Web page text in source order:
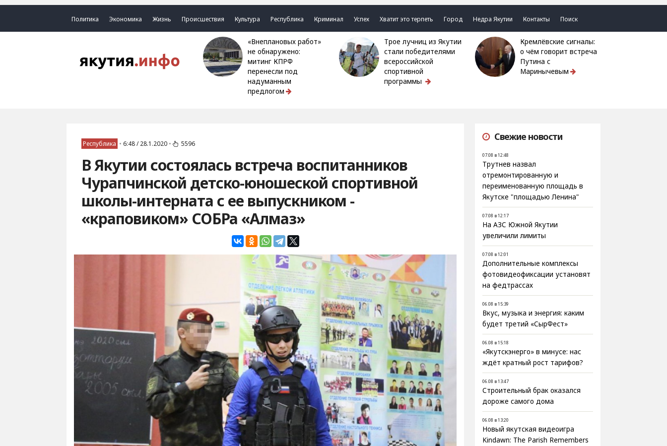
Политика Экономика Жизнь Происшествия Культура Республика Криминал Успех Хватит это терпеть Город Недра Якутии Контакты Поиск
«Внеплановых работ»
не обнаружено:
митинг КПРФ
перенесли под
надуманным
предлогом
Трое лучниц из Якутии
стали победителями
всероссийской
спортивной
программы
Кремлёвские сигналы:
о чём говорит встреча
Путина с
Маринычевым
Республика • 6:48 / 28.1.2020 • 5596
В Якутии состоялась встреча воспитанников
Чурапчинской детско-юношеской спортивной
школы-интерната с ее выпускником -
«краповиком» СОБРа «Алмаз»
Свежие новости
07.08 в 12:48
Трутнев назвал
отремонтированную и
переименованную площадь в
Якутске "площадью Ленина"
07.08 в 12:17
На АЗС Южной Якутии
увеличили лимиты
07.08 в 12:01
Дополнительные комплексы
фотовидеофиксации установят
на федтрассах
06.08 в 15:39
Вкус, музыка и энергия: каким
будет третий «СырФест»
06.08 в 15:18
«Якутскэнерго» в минусе: нас
ждёт кратный рост тарифов?
06.08 в 13:47
Строительный брак оказался
дороже самого дома
06.08 в 13:20
Новый якутская видеоигра
Kindawn: The Parish Remembers